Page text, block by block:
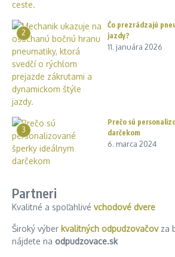
2
Čo prezrádzajú
jazdy?
11. januára 2026
3
Prečo sú
darčekom
6. marca 2024
Partneri
Kvalitné a spoľahlivé vchodové dvere
Široký výber kvalitných odpudzovačovza
nájdete na odpudzovace.sk